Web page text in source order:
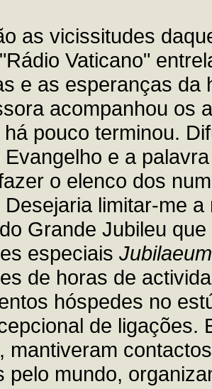
as vicissitudes
Vaticano"
e as esperanças da
acompanhou os
pouco terminou.
e a
o elenco dos
limitar-me
Grande Jubileu
especiais Jubilaeum
de horas de
hóspedes no
de ligações.
mantiveram
pelo mundo,